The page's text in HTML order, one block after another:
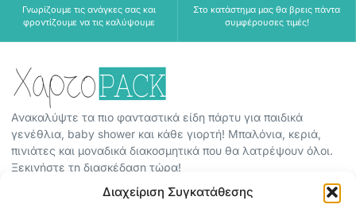
Διαχείριση Συγκατάθεσης
Γνωρίζουμε τις ανάγκες σας και
φροντίζουμε να τις καλύψουμε
Στο κατάστημα μας θα βρεις πάντα
συμφέρουσες τιμές!
Ανακαλύψτε τα πιο φανταστικά είδη πάρτυ για παιδικά
γενέθλια, baby shower και κάθε γιορτή! Μπαλόνια, κεριά,
πινιάτες και μοναδικά διακοσμητικά που θα λατρέψουν όλοι.
Ξεκινήστε τη διασκέδαση τώρα!